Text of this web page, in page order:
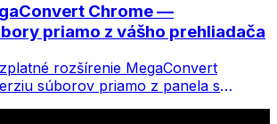
Chrome —
priamo z vášho prehliadača
rozšírenie MegaConvert
súborov priamo z panela s